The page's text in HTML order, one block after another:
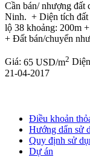
Cần bán/ nhượng
Ninh. + Diện tích đất
lộ 38 khoảng: 200m
+ Đất bán/chuyển
Giá: 65 USD/m2
21-04-2017
Điều khoản
Hướng dẩn sử
Quy định sử
Dự án